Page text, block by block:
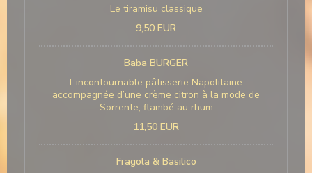
Le tiramisu classique
9,50 EUR
Baba BURGER
L’incontournable pâtisserie Napolitaine
accompagnée d’une crème citron à la mode de
Sorrente, flambé au rhum
11,50 EUR
Fragola & Basilico